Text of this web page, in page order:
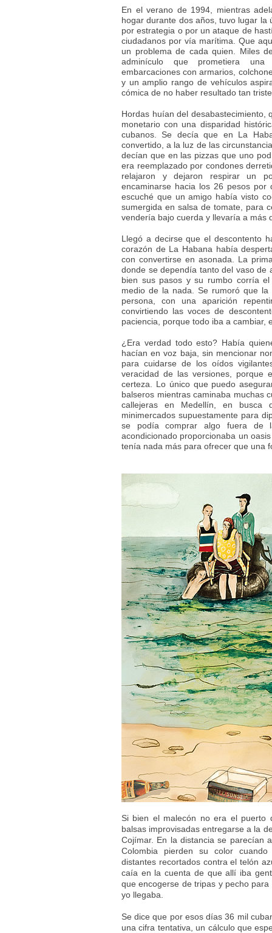
En el verano de 1994, mientras
hogar durante dos años, tuvo lugar la
por estrategia o por un ataque de
ciudadanos por vía marítima. Que
un problema de cada quien. Miles
adminículo que prometiera
embarcaciones con armarios,
y un amplio rango de vehículos
cómica de no haber resultado tan
Hordas huían del desabastecimiento,
monetario con una disparidad
cubanos. Se decía que en La
convertido, a la luz de las
decían que en las pizzas que uno
era reemplazado por condones
relajaron y dejaron respirar un
encaminarse hacia los 26 pesos
escuché que un amigo había visto
sumergida en salsa de tomate, para
vendería bajo cuerda y llevaría a más
Llegó a decirse que el descontento
corazón de La Habana había
con convertirse en asonada. La
donde se dependía tanto del vaso de
bien sus pasos y su rumbo corría
medio de la nada. Se rumoró que
persona, con una aparición
convirtiendo las voces de
paciencia, porque todo iba a cambiar,
¿Era verdad todo esto? Había
hacían en voz baja, sin mencionar
para cuidarse de los oídos
veracidad de las versiones, porque
certeza. Lo único que puedo
balseros mientras caminaba muchas
callejeras en Medellín, en
minimercados supuestamente para
se podía comprar algo fuera de
acondicionado proporcionaba un
tenía nada más para ofrecer que una
Si bien el malecón no era el puerto
balsas improvisadas entregarse a la
Cojímar. En la distancia se parecían
Colombia pierden su color
distantes recortados contra el telón
caía en la cuenta de que allí iba
que encogerse de tripas y pecho
yo llegaba.
Se dice que por esos días 36 mil
una cifra tentativa, un cálculo que